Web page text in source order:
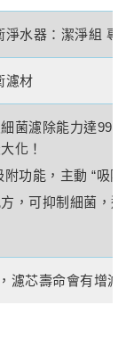
水器：潔淨組 專
濾材
菌濾除能力達
化！
功能，主動 “吸
，可抑制細菌，
濾芯壽命會有增減)